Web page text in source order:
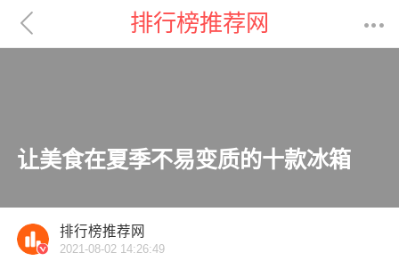
 排行榜推荐网 
让美食在夏季不易变质的十款冰箱

排行榜推荐网
2021-08-02 14:26:49